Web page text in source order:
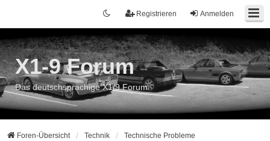
Anmelden
Registrieren
X1-9 Forum
Das deutschsprachige X1/9 Forum
Foren-Übersicht Technik Technische Probleme